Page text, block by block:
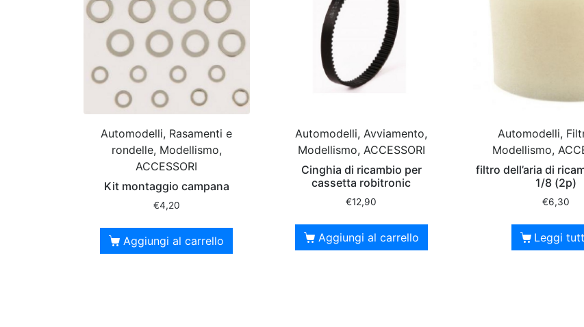
Automodelli, Rasamenti e
rondelle, Modellismo,
ACCESSORI
Kit montaggio campana
€4,20
Aggiungi al carrello
Automodelli, Avviamento,
Modellismo, ACCESSORI
Cinghia di ricambio per
cassetta robitronic
€12,90
Aggiungi al carrello
Automodelli,
Modellismo,
filtro dell’aria di
1/8 (2p)
€6,30
Leggi